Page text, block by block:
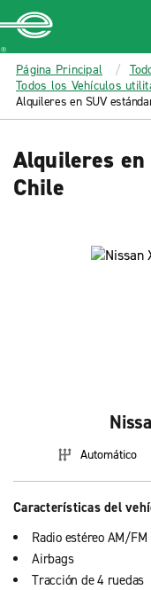
MAIN
CONTENT
Enterprise
Página Principal
Todos los Vehículos
Alquileres en SUV
Alquileres
Chile
Automático
Características del
Radio estéreo AM/FM
Airbags
Tracción de 4 ruedas